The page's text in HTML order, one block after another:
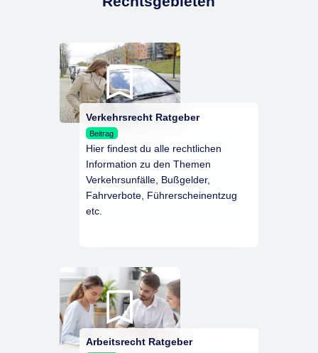
Verkehrsrecht Ratgeber
Beitrag
Hier findest du alle rechtlichen
Information zu den Themen
Verkehrsunfälle, Bußgelder,
Fahrverbote, Führerscheinentzug
etc.
Arbeitsrecht Ratgeber